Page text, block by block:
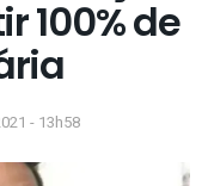
100% de
- 13h58